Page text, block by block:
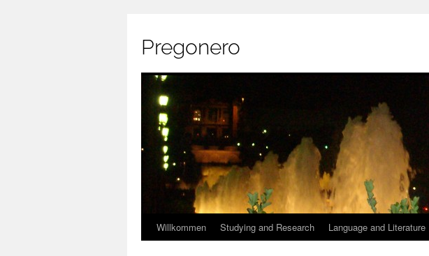
Pregonero
Skip
Willkommen Studying and Research Language and Literature